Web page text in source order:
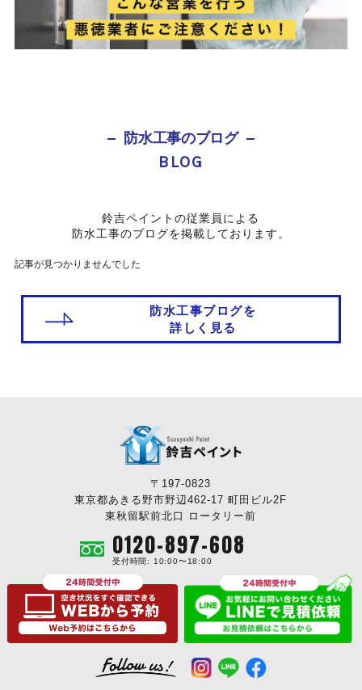
防水工事のブログ
BLOG
鈴吉ペイントの従業員による
防水工事のブログを掲載しております。
記事が見つかりませんでした
防水工事ブログを
詳しく見る
〒197-0823
東京都あきる野市野辺462-17 町田ビル2F
東秋留駅前北口 ロータリー前
0120-897-608
受付時間: 10:00〜18:00